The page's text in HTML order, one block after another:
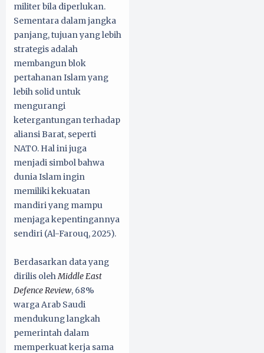
militer bila diperlukan.
Sementara dalam jangka
panjang, tujuan yang lebih
strategis adalah
membangun blok
pertahanan Islam yang
lebih solid untuk
mengurangi
ketergantungan terhadap
aliansi Barat, seperti
NATO. Hal ini juga
menjadi simbol bahwa
dunia Islam ingin
memiliki kekuatan
mandiri yang mampu
menjaga kepentingannya
sendiri (Al-Farouq, 2025).
Berdasarkan data yang
dirilis olehMiddle East
Defence Review, 68%
warga Arab Saudi
mendukung langkah
pemerintah dalam
memperkuat kerja sama